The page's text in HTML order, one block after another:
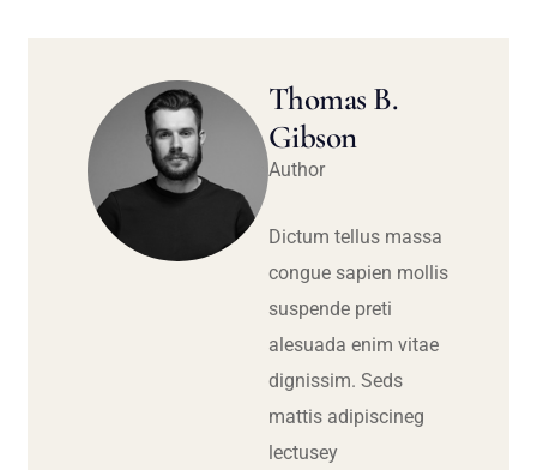
Thomas B.
Gibson
Author
Dictum tellus massa
congue sapien mollis
suspende preti
alesuada enim vitae
dignissim. Seds
mattis adipiscineg
lectusey